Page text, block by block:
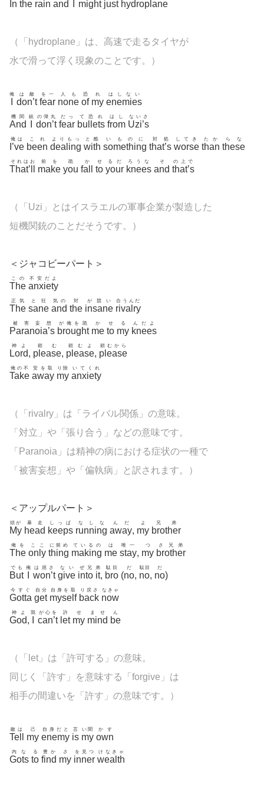
In the rain and might just hydroplane
（「 hydroplane」は、高速で走るタイヤが
水で滑って浮く現象のことです。）
俺
don’t
は敵
fear
を一
none
人も
of
恐
my
れ
enemies
はしない
And
機関 銃
don’t
の弾丸
fear
だっ
bullets
て恐れ
from
はし
Uzi’s
ないさ
I’ve
俺は
been
これ
dealing
よりもっ
with
と酷
something
いものに
that’s
対処
worse
してき
than
たか
these
らな
That’ll
それはお
make
前を
you
跪
fall
か
to
せ
your
るだ
knees
ろうな
and
そ
that’s
の上で
（「Uzi」とはイスラエルの軍事企業が製造した
短機関銃のことだそうです。）
＜ジャコビーパート＞
The
この
anxiety
不安だよ
The
正気
sane
と狂
and
気の
the
対
insane
が競い
rivalry
合うんだ
Paranoia’s
被害妄想
brought
が俺を跪
me
か
to
せ
my
る
knees
んだよ
Lord
神よ
, please
頼む
, please
頼むよ
, please
頼むから
Take
俺の不
away
安を取
my
り除
anxiety
いてくれ
（「 rivalry 」は「ライバル関係」の意味。
「対立」や「張り合う」などの意味です。
「 Paranoia」は精神の病における症状の一種で
「被害妄想」や「偏執病」と訳されます。）
＜アップルパート＞
My
頭が
head
暴走
keeps
しっぱ
running
なしな
away
んだ
, my
よ
brother
兄弟
The
俺を
only
ここ
thing
に留め
making
ているの
me
は
stay
唯一
, my
つ
brother
さ兄弟
But
でも 俺
won’t
は屈さ
give
ない
into
ぜ兄
it
弟
, bro
駄目
(no
だ
, no
駄目
, no
だ
)
Gotta
今すぐ
get
自分
myself
自身を取
back
り戻さ
now
なきゃ
God
神よ
,
我
can’t
が心を
let
許
my
せ
mind
ませ
be
ん
（「let」は「許可する」の意味。
同じく「許す」を意味する「forgive」は
相手の間違いを「許す」の意味です。）
Tell
敵は
my
己
enemy
自身だと
is
言
my
い聞
own
かす
Gots
内な
to
る
find
豊か
my
さ
inner
を見つ
wealth
けなきゃ